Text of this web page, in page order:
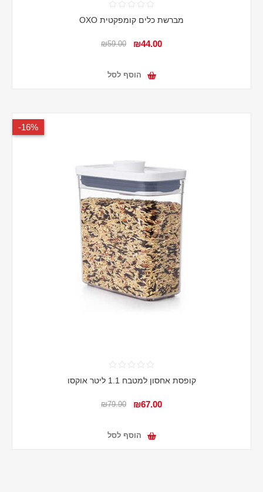
מברשת כלים קומפקטית OXO
₪44.00
₪59.00
הוסף לסל
16%-
קופסת אחסון למטבח 1.1 ליטר אוקסו
₪67.00
₪79.90
הוסף לסל